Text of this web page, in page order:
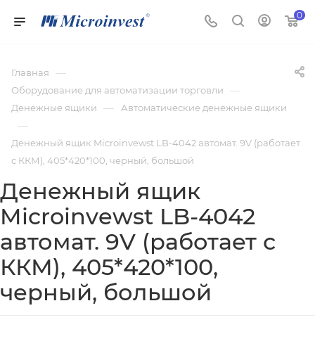
0
Главная —
Оборудование для автоматизации торговли —
Денежные ящики — Автоматические денежные ящики
—
Денежный ящик Microinvewst LB-4042 автомат. 9V (работает
с ККМ), 405*420*100, черный, большой
Денежный ящик
Microinvewst LB-4042
автомат. 9V (работает с
ККМ), 405*420*100,
черный, большой